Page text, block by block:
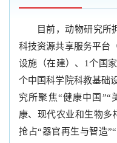
目前，动物研究所
科技资源共享服务平台
设施（在建）、1个国
个中国科学院科教基础
究所聚焦“健康中国”“
康、现代农业和生物多
抢占“器官再生与智造